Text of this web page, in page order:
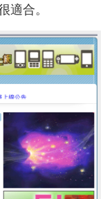
適合。